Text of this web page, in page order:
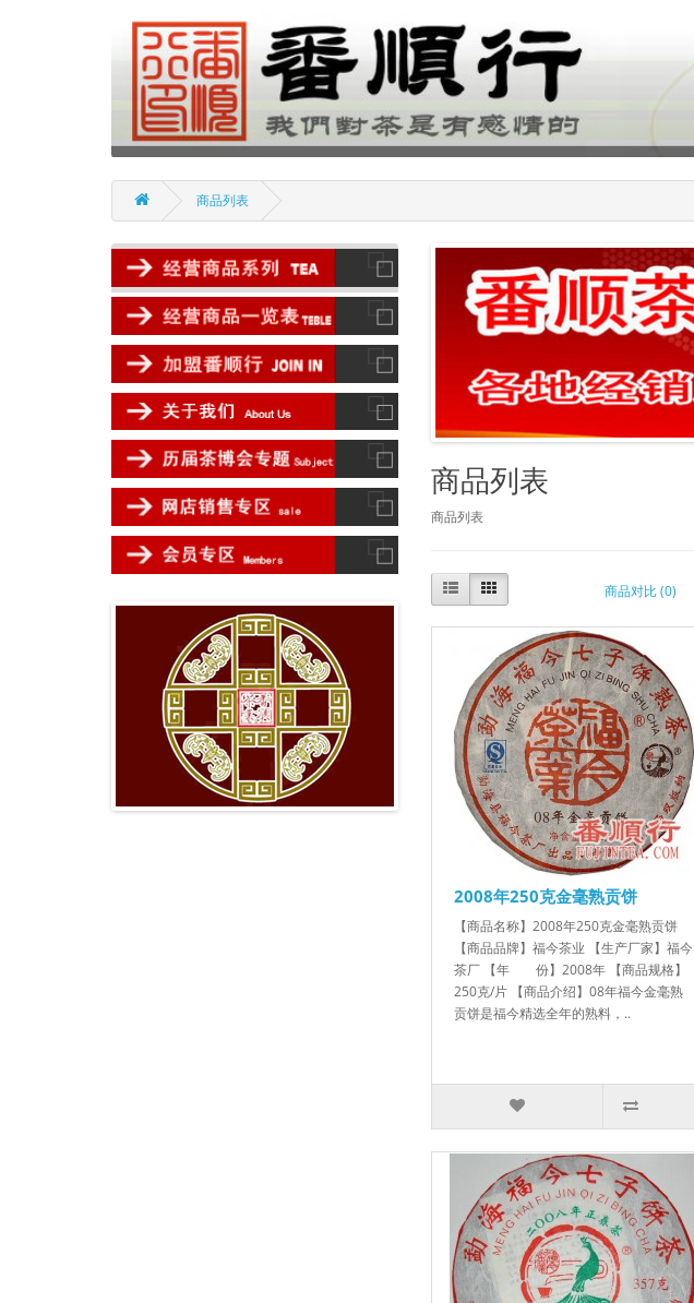
商品列表
商品列表
商品列表
商品对比 (0)
2008年250克金毫熟贡饼
【商品名称】2008年250克金毫熟贡饼
【商品品牌】福今茶业 【生产厂家】福今
茶厂 【年 份】2008年 【商品规格】
250克/片 【商品介绍】08年福今金毫熟
贡饼是福今精选全年的熟料，..